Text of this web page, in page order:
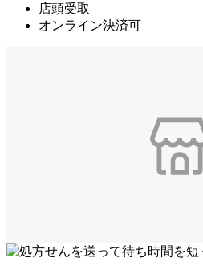
店頭受取
オンライン決済可